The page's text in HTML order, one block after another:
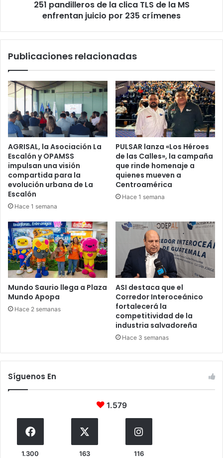
enfrentan251 pandilleros de la clica TLS de la MS
enfrentan juicio por 235 crímenes
Publicaciones relacionadas
AGRISAL, la Asociación La
Escalón y OPAMSS
impulsan una visión
compartida para la
evolución urbana de La
Escalón
Hace 1 semana
PULSAR lanza «Los Héroes
de las Calles», la campaña
que rinde homenaje a
quienes mueven a
Centroamérica
Hace 1 semana
Mundo Saurio llega a Plaza
Mundo Apopa
Hace 2 semanas
ASI destaca que el
Corredor Interoceánico
fortalecerá la
competitividad de la
industria salvadoreña
Hace 3 semanas
Síguenos En
1.579
1.300 163 116